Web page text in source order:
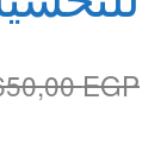
منتجات خاصة
EGP